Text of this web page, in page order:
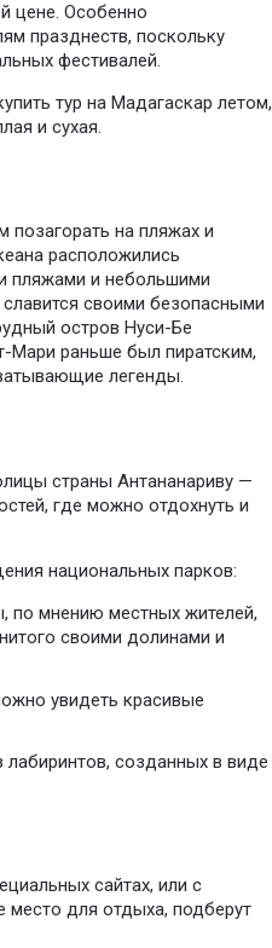
цене. Особенно
празднеств, поскольку
фестивалей.
тур на Мадагаскар летом,
и сухая.
позагорать на пляжах и
расположились
пляжами и небольшими
своими безопасными
остров Нуси-Бе
Мари раньше был пиратским,
легенды.
страны Антананариву —
где можно отдохнуть и
национальных парков:
по мнению местных жителей,
своими долинами и
увидеть красивые
созданных в виде
сайтах, или с
место для отдыха, подберут